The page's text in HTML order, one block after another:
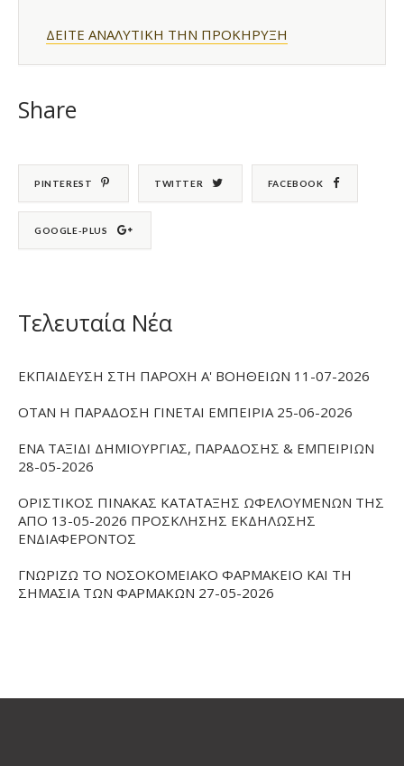
ΔΕΙΤΕ ΑΝΑΛΥΤΙΚΗ ΤΗΝ ΠΡΟΚΗΡΥΞΗ
Share
PINTEREST TWITTER FACEBOOK
GOOGLE-PLUS
Τελευταία Νέα
ΕΚΠΑΙΔΕΥΣΗ ΣΤΗ ΠΑΡΟΧΗ Α' ΒΟΗΘΕΙΩΝ 11-07-2026
ΟΤΑΝ Η ΠΑΡΑΔΟΣΗ ΓΙΝΕΤΑΙ ΕΜΠΕΙΡΙΑ 25-06-2026
ΕΝΑ ΤΑΞΙΔΙ ΔΗΜΙΟΥΡΓΙΑΣ, ΠΑΡΑΔΟΣΗΣ & ΕΜΠΕΙΡΙΩΝ
28-05-2026
ΟΡΙΣΤΙΚΟΣ ΠΙΝΑΚΑΣ ΚΑΤΑΤΑΞΗΣ ΩΦΕΛΟΥΜΕΝΩΝ ΤΗΣ
ΑΠΟ 13-05-2026 ΠΡΟΣΚΛΗΣΗΣ ΕΚΔΗΛΩΣΗΣ
ΕΝΔΙΑΦΕΡΟΝΤΟΣ
ΓΝΩΡΙΖΩ ΤΟ ΝΟΣΟΚΟΜΕΙΑΚΟ ΦΑΡΜΑΚΕΙΟ ΚΑΙ ΤΗ
ΣΗΜΑΣΙΑ ΤΩΝ ΦΑΡΜΑΚΩΝ 27-05-2026